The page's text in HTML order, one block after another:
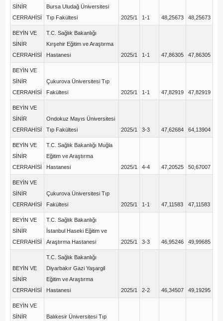
SİNİR
CERRAHİSİ
Bursa Uludağ Üniversitesi
Tıp Fakültesi
2025/1 1-1 48,25673 48,25673
BEYİN VE
SİNİR
CERRAHİSİ
T.C. Sağlık Bakanlığı
Kırşehir Eğitim ve Araştırma
Hastanesi
2025/1 1-1 47,86305 47,86305
BEYİN VE
SİNİR
CERRAHİSİ
Çukurova Üniversitesi Tıp
Fakültesi
2025/1 1-1 47,82919 47,82919
BEYİN VE
SİNİR
CERRAHİSİ
Ondokuz Mayıs Üniversitesi
Tıp Fakültesi
2025/1 3-3 47,62684 64,13904
BEYİN VE
SİNİR
CERRAHİSİ
T.C. Sağlık Bakanlığı Muğla
Eğitim ve Araştırma
Hastanesi
2025/1 4-4 47,20525 50,67007
BEYİN VE
SİNİR
CERRAHİSİ
Çukurova Üniversitesi Tıp
Fakültesi
2025/1 1-1 47,11583 47,11583
BEYİN VE
SİNİR
CERRAHİSİ
T.C. Sağlık Bakanlığı
İstanbul Haseki Eğitim ve
Araştırma Hastanesi
2025/1 3-3 46,95246 49,99685
BEYİN VE
SİNİR
CERRAHİSİ
T.C. Sağlık Bakanlığı
Diyarbakır Gazi Yaşargil
Eğitim ve Araştırma
Hastanesi
2025/1 2-2 46,34507 49,19295
BEYİN VE
SİNİR
Balıkesir Üniversitesi Tıp